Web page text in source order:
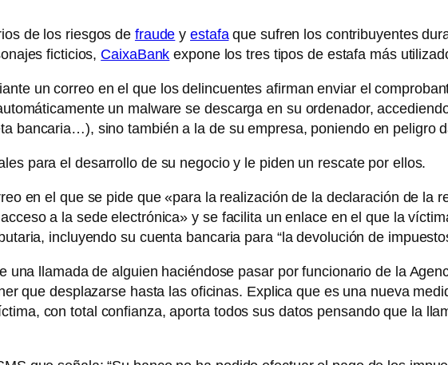
de los riesgos de fraude yestafaque sufren los contribuyentes
ficticios, CaixaBank expone los tres tipos de estafa más
un correo en el que los delincuentes afirman enviar el
un malware se descarga en su ordenador,
bancaria…), sino también a la de su empresa, poniendo en peligro
para el desarrollo de su negocio y le piden un rescate por ellos.
en el que se pide que «para la realización de la declaración de la
a la sede electrónica» y se facilita un enlace en el que la
incluyendo su cuenta bancaria para “la devolución de
una llamada de alguien haciéndose pasar por funcionario de la
que desplazarse hasta las oficinas. Explica que es una nueva
con total confianza, aporta todos sus datos pensando que la